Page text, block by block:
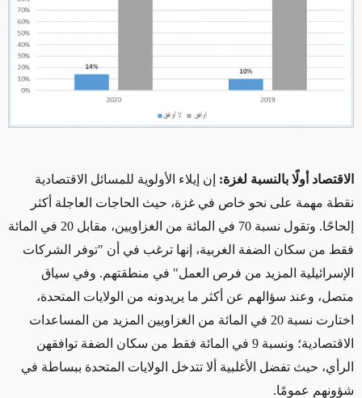
الاقتصاد أولًا بالنسبة لغزة: إن إيلاء الأولوية للمسائل الاقتصادية
نقطة مهمة على نحو خاص في غزة، حيث الحاجات العاجلة أكثر
إلحاحًا. وتقول نسبة 70 في المائة من الغزاويين، مقابل 20 في المائة
فقط من سكان الضفة الغربية، إنها ترغب في أن "توفر الشركات
الإسرائيلية المزيد من فرص العمل" في منطقتهم. وفي سياق
متصل، وعند سؤالهم عن أكثر ما يريدونه من الولايات المتحدة،
اختارت نسبة 20 في المائة من الغزاويين المزيد من المساعدات
الاقتصادية؛ ونسبة 9 في المائة فقط من سكان الضفة توافقهن
الرأي، حيث تفضل الأغلبية ألا تتدخل الولايات المتحدة ببساطة في
شؤونهم عمومًا.